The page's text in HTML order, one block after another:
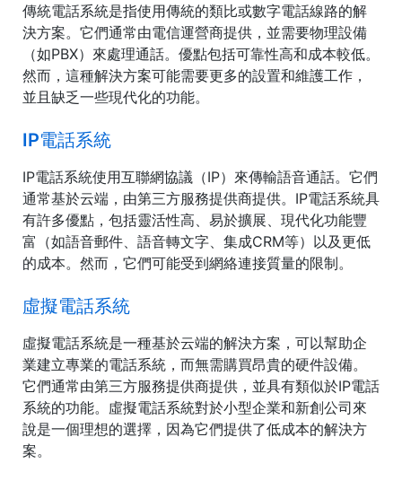
傳統電話系統是指使用傳統的類比或數字電話線路的解
決方案。它們通常由電信運營商提供，並需要物理設備
（如PBX）來處理通話。優點包括可靠性高和成本較低。
然而，這種解決方案可能需要更多的設置和維護工作，
並且缺乏一些現代化的功能。
IP電話系統
IP電話系統使用互聯網協議（IP）來傳輸語音通話。它們
通常基於云端，由第三方服務提供商提供。IP電話系統具
有許多優點，包括靈活性高、易於擴展、現代化功能豐
富（如語音郵件、語音轉文字、集成CRM等）以及更低
的成本。然而，它們可能受到網絡連接質量的限制。
虛擬電話系統
虛擬電話系統是一種基於云端的解決方案，可以幫助企
業建立專業的電話系統，而無需購買昂貴的硬件設備。
它們通常由第三方服務提供商提供，並具有類似於IP電話
系統的功能。虛擬電話系統對於小型企業和新創公司來
說是一個理想的選擇，因為它們提供了低成本的解決方
案。